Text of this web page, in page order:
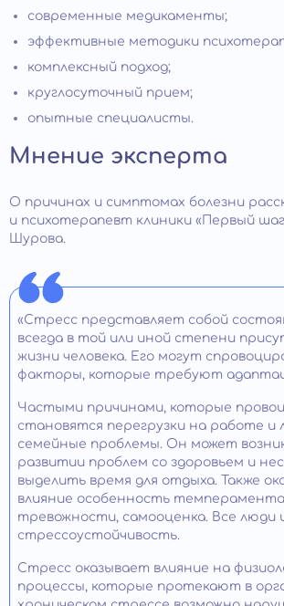
современные медикаменты;
эффективные методики
комплексный подход;
круглосуточный прием;
опытные специалисты.
Мнение эксперта
О причинах и симптомах болезни
и психотерапевт клиники «Первый
Шурова.
«Стресс представляет собой
всегда в той или иной степени
жизни человека. Его могут
факторы, которые требуют
Частыми причинами, которые
становятся перегрузки на работе и
семейные проблемы. Он может
развитии проблем со здоровьем и
выделить время для отдыха. Также
влияние особенность
тревожности, самооценка. Все
стрессоустойчивость.
Стресс оказывает влияние на
процессы, которые протекают в